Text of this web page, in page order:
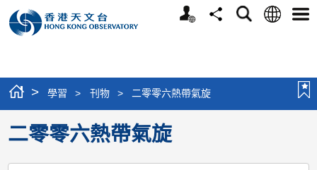
個
分
搜
語
選
> 學習 > 刊物 > 二零零六熱帶氣旋
二零零六熱帶氣旋